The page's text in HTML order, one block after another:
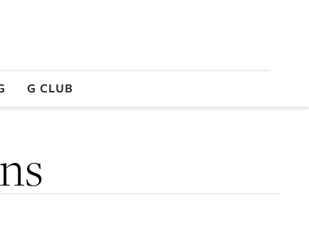
G CLUB